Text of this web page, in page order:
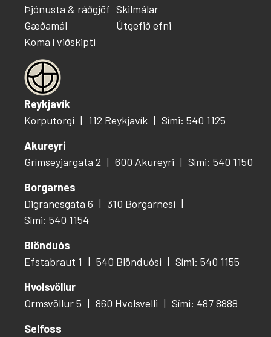
Reykjavík
Korputorgi
112 Reykjavík
Sími: 540 1125
Akureyri
Grímseyjargata 2
600 Akureyri
Sími: 540 1150
Borgarnes
Digranesgata 6
310 Borgarnesi
Sími: 540 1154
Blönduós
Efstabraut 1
540 Blönduósi
Sími: 540 1155
Hvolsvöllur
Ormsvöllur 5
860 Hvolsvelli
Sími: 487 8888
Selfoss
Þjónusta & ráðgjöf
Gæðamál
Koma í viðskipti
Skilmálar
Útgefið efni